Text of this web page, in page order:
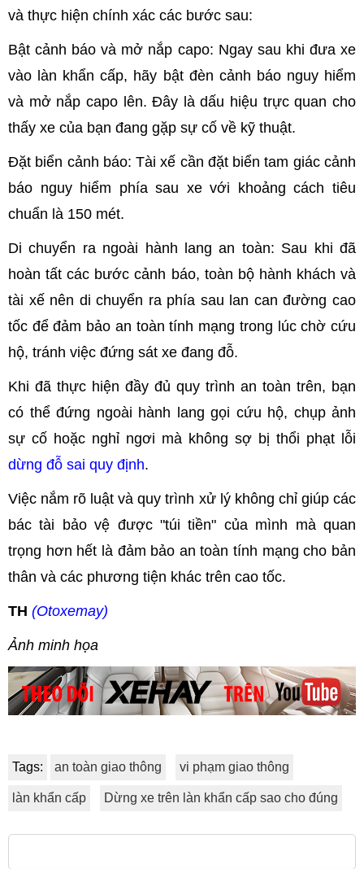
và thực hiện chính xác các bước sau:
Bật cảnh báo và mở nắp capo: Ngay sau khi đưa xe
vào làn khẩn cấp, hãy bật đèn cảnh báo nguy hiểm
và mở nắp capo lên. Đây là dấu hiệu trực quan cho
thấy xe của bạn đang gặp sự cố về kỹ thuật.
Đặt biển cảnh báo: Tài xế cần đặt biển tam giác cảnh
báo nguy hiểm phía sau xe với khoảng cách tiêu
chuẩn là 150 mét.
Di chuyển ra ngoài hành lang an toàn: Sau khi đã
hoàn tất các bước cảnh báo, toàn bộ hành khách và
tài xế nên di chuyển ra phía sau lan can đường cao
tốc để đảm bảo an toàn tính mạng trong lúc chờ cứu
hộ, tránh việc đứng sát xe đang đỗ.
Khi đã thực hiện đầy đủ quy trình an toàn trên, bạn
có thể đứng ngoài hành lang gọi cứu hộ, chụp ảnh
sự cố hoặc nghỉ ngơi mà không sợ bị thổi phạt lỗi
dừng đỗ sai quy định.
Việc nắm rõ luật và quy trình xử lý không chỉ giúp các
bác tài bảo vệ được "túi tiền" của mình mà quan
trọng hơn hết là đảm bảo an toàn tính mạng cho bản
thân và các phương tiện khác trên cao tốc.
TH (Otoxemay)
Ảnh minh họa
Tags: an toàn giao thông vi phạm giao thông
làn khẩn cấp Dừng xe trên làn khẩn cấp sao cho đúng